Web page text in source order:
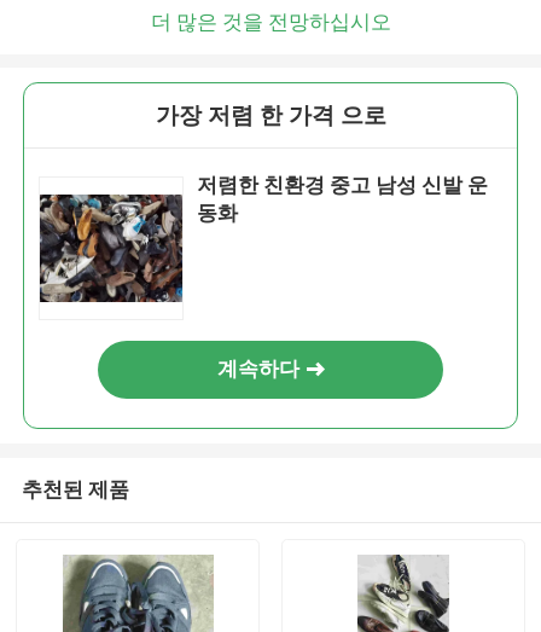
더 많은 것을 전망하십시오
가장 저렴 한 가격 으로
저렴한 친환경 중고 남성 신발 운
동화
계속하다
추천된 제품